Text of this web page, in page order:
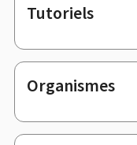
Tutoriels
Organismes